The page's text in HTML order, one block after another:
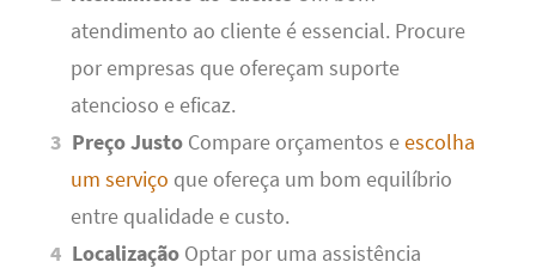
atendimento ao cliente é essencial. Procure
por empresas que ofereçam suporte
atencioso e eficaz.
Preço Justo Compare orçamentos eescolha
um serviço que ofereça um bom equilíbrio
entre qualidade e custo.
Localização Optar por uma assistência